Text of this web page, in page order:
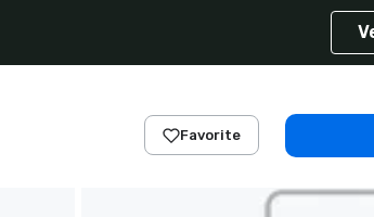
Favorite